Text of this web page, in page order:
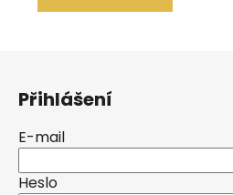
Přihlášení
E-mail
Heslo